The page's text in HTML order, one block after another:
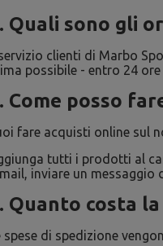
Quali sono gli
clienti di Marbo
possibile - entro 24
Come posso
fare acquisti online sul
tutti i prodotti al
inviare un
Quanto costa
spese di spedizione